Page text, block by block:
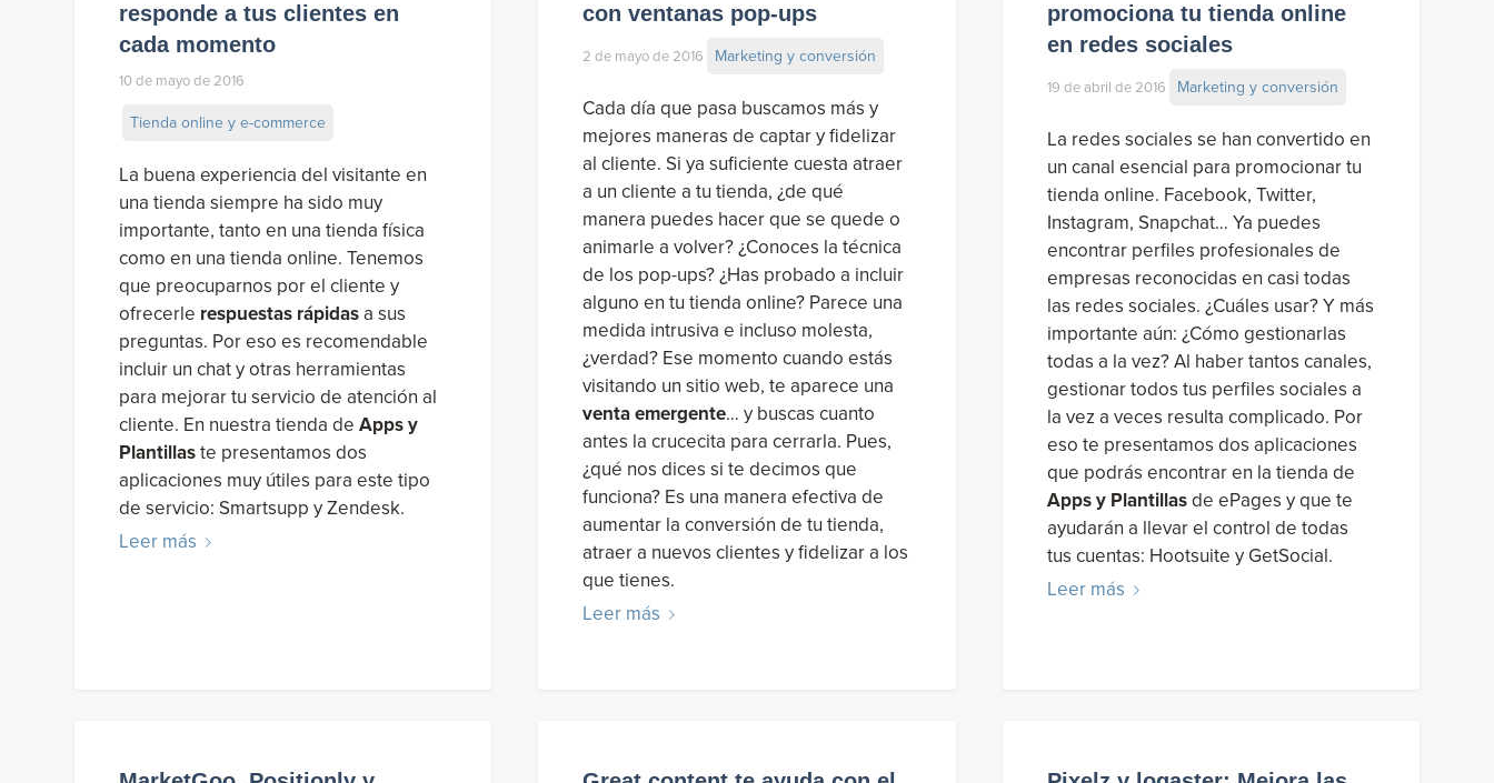
responde a tus clientes en
cada momento
10 de mayo de 2016
Tienda online y e-commerce
La buena experiencia del visitante en
una tienda siempre ha sido muy
importante, tanto en una tienda física
como en una tienda online. Tenemos
que preocuparnos por el cliente y
ofrecerle respuestas rápidas a sus
preguntas. Por eso es recomendable
incluir un chat y otras herramientas
para mejorar tu servicio de atención al
cliente. En nuestra tienda de Apps y
Plantillaste presentamos dos
aplicaciones muy útiles para este tipo
de servicio: Smartsupp y Zendesk.
Leer más
con ventanas pop-ups
2 de mayo de 2016 Marketing y conversión
Cada día que pasa buscamos más y
mejores maneras de captar y fidelizar
al cliente. Si ya suficiente cuesta atraer
a un cliente a tu tienda, ¿de qué
manera puedes hacer que se quede o
animarle a volver? ¿Conoces la técnica
de los pop-ups? ¿Has probado a incluir
alguno en tu tienda online? Parece una
medida intrusiva e incluso molesta,
¿verdad? Ese momento cuando estás
visitando un sitio web, te aparece una
venta emergente… y buscas cuanto
antes la crucecita para cerrarla. Pues,
¿qué nos dices si te decimos que
funciona? Es una manera efectiva de
aumentar la conversión de tu tienda,
atraer a nuevos clientes y fidelizar a los
que tienes.
Leer más
promociona tu tienda online
en redes sociales
19 de abril de 2016 Marketing y conversión
La redes sociales se han convertido en
un canal esencial para promocionar tu
tienda online. Facebook, Twitter,
Instagram, Snapchat… Ya puedes
encontrar perfiles profesionales de
empresas reconocidas en casi todas
las redes sociales. ¿Cuáles usar? Y más
importante aún: ¿Cómo gestionarlas
todas a la vez? Al haber tantos canales,
gestionar todos tus perfiles sociales a
la vez a veces resulta complicado. Por
eso te presentamos dos aplicaciones
que podrás encontrar en la tienda de
Apps y Plantillasde ePages y que te
ayudarán a llevar el control de todas
tus cuentas: Hootsuite y GetSocial.
Leer más